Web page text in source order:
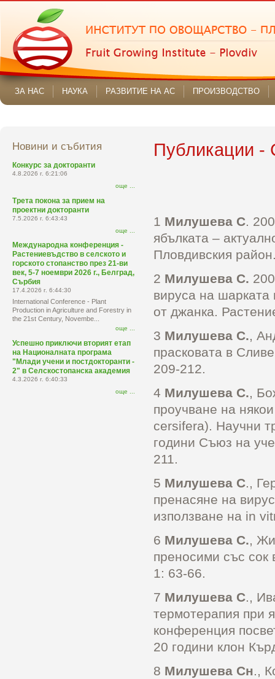
ЗА НАС НАУКА РАЗВИТИЕ НА АС ПРОИЗВОДСТВО
Новини и събития
Конкурс за докторанти
4.8.2026 г. 6:21:06
още ...
Трета покона за прием на
проектни докторанти
7.5.2026 г. 6:43:43
още ...
Международна конференция -
Растениевъдство в селското и
горското стопанство през 21-ви
век, 5-7 ноември 2026 г., Белград,
Сърбия
17.4.2026 г. 6:44:30
International Conference - Plant
Production in Agriculture and Forestry in
the 21st Century, Novembe...
още ...
Успешно приключи вторият етап
на Националната програма
"Млади учени и постдокторанти -
2" в Селскостопанска академия
4.3.2026 г. 6:40:33
още ...
Публикации -
1 Милушева С.
ябълката –
Пловдивския
2 Милушева С.
вируса на
от джанка.
3 Милушева С.,
прасковата в
209-212.
4 Милушева С.,
проучване на
cersifera). Научни
години Съюз на
211.
5 Милушева С.,
пренасяне на
използване на in
6 Милушева С.,
преносими със сок
1: 63-66.
7 Милушева С.,
термотерапия при
конференция
20 години клон
8 Милушева Cн.,